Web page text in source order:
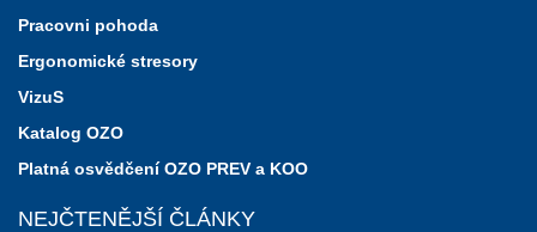
Pracovni pohoda
Ergonomické stresory
VizuS
Katalog OZO
Platná osvědčení OZO PREV a KOO
NEJČTENĚJŠÍ ČLÁNKY